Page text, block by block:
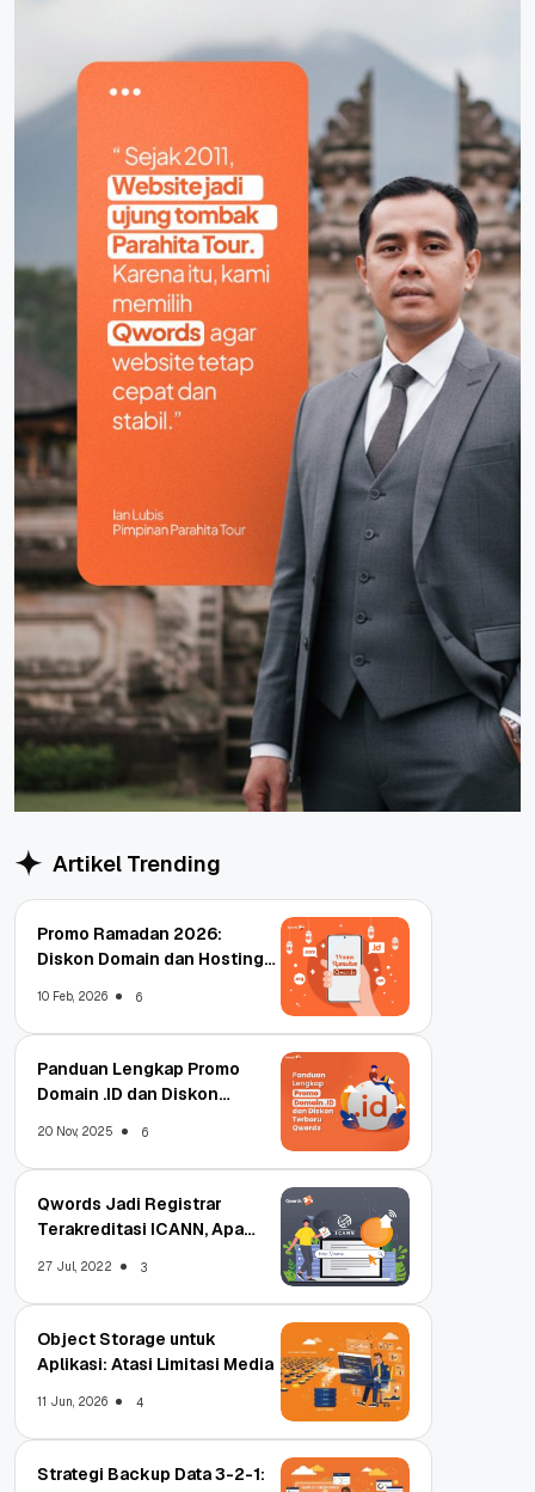
Artikel Trending
Promo Ramadan 2026:
Diskon Domain dan Hosting
10 Feb, 2026 6
Panduan Lengkap Promo
Domain .ID dan Diskon
20 Nov, 2025 6
Qwords Jadi Registrar
Terakreditasi ICANN, Apa
27 Jul, 2022 3
Object Storage untuk
Aplikasi: Atasi Limitasi Media
11 Jun, 2026 4
Strategi Backup Data 3-2-1: